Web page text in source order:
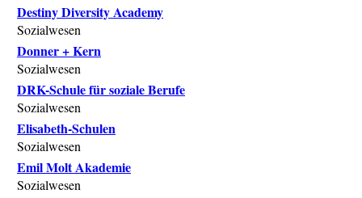
Destiny Diversity Academy
Sozialwesen
Donner + Kern
Sozialwesen
DRK-Schule für soziale Berufe
Sozialwesen
Elisabeth-Schulen
Sozialwesen
Emil Molt Akademie
Sozialwesen